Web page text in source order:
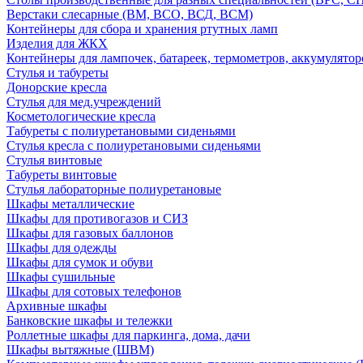
Верстаки слесарные (ВМ, ВСО, ВСД, ВСМ)
Контейнеры для сбора и хранения ртутных ламп
Изделия для ЖКХ
Контейнеры для лампочек, батареек, термометров,
Стулья и табуреты
Донорские кресла
Стулья для мед.учреждений
Косметологические кресла
Табуреты с полиуретановыми сиденьями
Стулья кресла с полиуретановыми сиденьями
Стулья винтовые
Табуреты винтовые
Стулья лабораторные полиуретановые
Шкафы металлические
Шкафы для противогазов и СИЗ
Шкафы для газовых баллонов
Шкафы для одежды
Шкафы для сумок и обуви
Шкафы сушильные
Шкафы для сотовых телефонов
Архивные шкафы
Банковские шкафы и тележки
Роллетные шкафы для паркинга, дома, дачи
Шкафы вытяжные (ШВМ)